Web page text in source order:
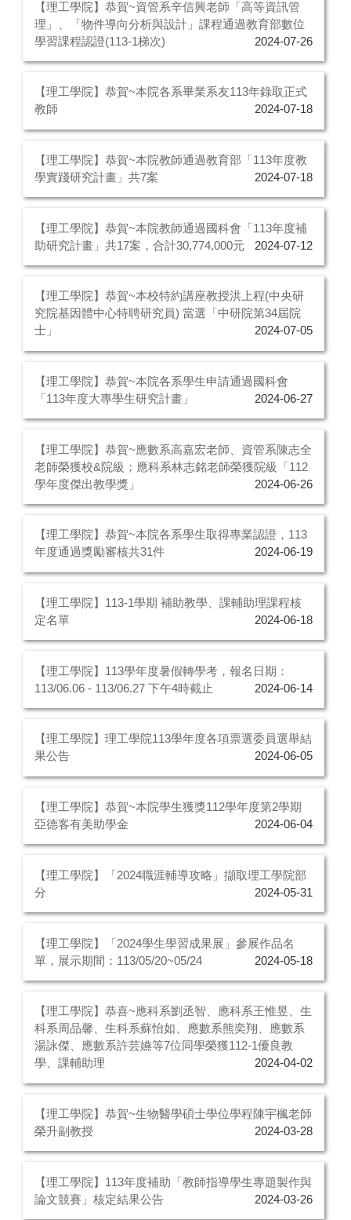
【理工學院】恭賀~資管系辛信興老師「高等資訊管
理」、「物件導向分析與設計」課程通過教育部數位
學習課程認證(113-1梯次)
2024-07-26
【理工學院】恭賀~本院各系畢業系友113年錄取正式
教師
2024-07-18
【理工學院】恭賀~本院教師通過教育部「113年度教
學實踐研究計畫」共7案
2024-07-18
【理工學院】恭賀~本院教師通過國科會「113年度補
助研究計畫」共17案，合計30,774,000元
2024-07-12
【理工學院】恭賀~本校特約講座教授洪上程(中央研
究院基因體中心特聘研究員) 當選「中研院第34屆院
士」
2024-07-05
【理工學院】恭賀~本院各系學生申請通過國科會
「113年度大專學生研究計畫」
2024-06-27
【理工學院】恭賀~應數系高嘉宏老師、資管系陳志全
老師榮獲校&院級；應科系林志銘老師榮獲院級「112
學年度傑出教學獎」
2024-06-26
【理工學院】恭賀~本院各系學生取得專業認證，113
年度通過獎勵審核共31件
2024-06-19
【理工學院】113-1學期 補助教學、課輔助理課程核
定名單
2024-06-18
【理工學院】113學年度暑假轉學考，報名日期：
113/06.06 - 113/06.27 下午4時截止
2024-06-14
【理工學院】理工學院113學年度各項票選委員選舉結
果公告
2024-06-05
【理工學院】恭賀~本院學生獲獎112學年度第2學期
亞德客有美助學金
2024-06-04
【理工學院】「2024職涯輔導攻略」擷取理工學院部
分
2024-05-31
【理工學院】「2024學生學習成果展」參展作品名
單，展示期間：113/05/20~05/24
2024-05-18
【理工學院】恭喜~應科系劉丞智、應科系王惟昱、生
科系周品馨、生科系蘇怡如、應數系熊奕翔、應數系
湯詠傑、應數系許芸嬿等7位同學榮獲112-1優良教
學、課輔助理
2024-04-02
【理工學院】恭賀~生物醫學碩士學位學程陳宇楓老師
榮升副教授
2024-03-28
【理工學院】113年度補助「教師指導學生專題製作與
論文競賽」核定結果公告
2024-03-26